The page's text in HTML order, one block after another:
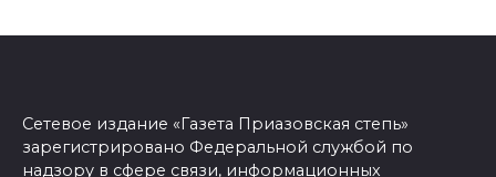
Сетевое издание «Газета Приазовская степь»
зарегистрировано Федеральной службой по
надзору в сфере связи, информационных